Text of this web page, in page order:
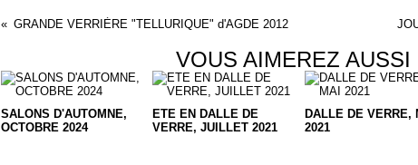
GRANDE VERRIÈRE "TELLURIQUE" d'AGDE 2012
VOUS AIMEREZ AUSSI
SALONS D'AUTOMNE,
OCTOBRE 2024
ETE EN DALLE DE
VERRE, JUILLET 2021
DALLE DE VERRE,
2021